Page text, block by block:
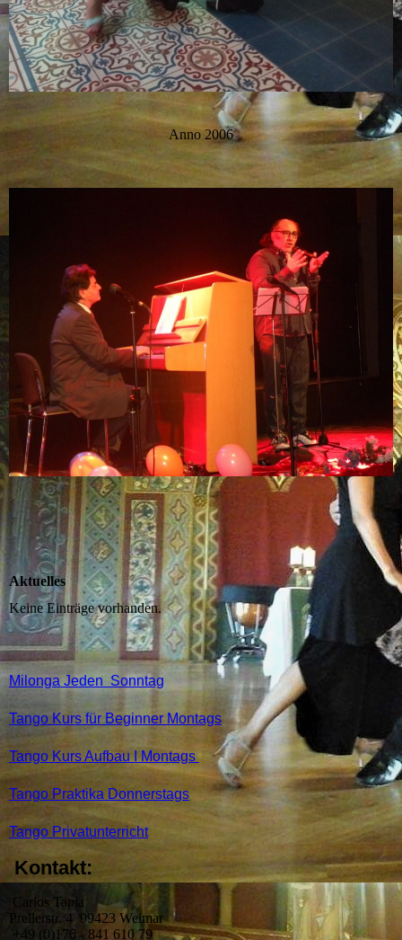
Anno 2006
Aktuelles
Keine Einträge vorhanden.
Milonga Jeden Sonntag
Tango Kurs für Beginner Montags
Tango Kurs Aufbau I Montags
Tango Praktika Donnerstags
Tango Privatunterricht
Kontakt:
Carlos Tapia
Prellerstr. 4 99423 Weimar
+49 (0)176 - 841 610 79